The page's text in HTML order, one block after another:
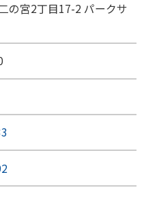
の宮2丁目17-2 パークサ